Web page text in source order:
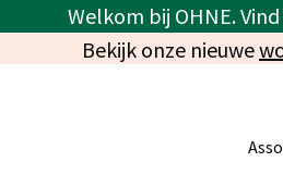
Welkom bij OHNE.
Bekijk onze nieuwe